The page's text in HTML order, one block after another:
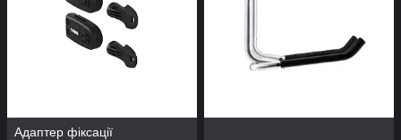
Адаптер фіксації